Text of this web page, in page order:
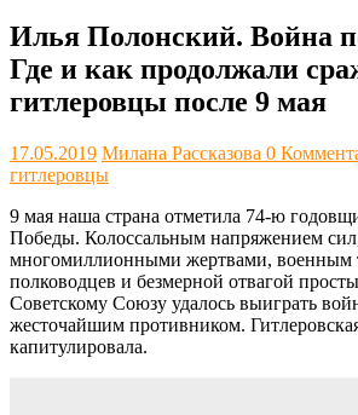
Илья Полонский. Война
Где и как продолжали
гитлеровцы после 9 мая
17.05.2019 Милана Рассказова 0
гитлеровцы
9 мая наша страна отметила 74-ю
Победы. Колоссальным напряжением
многомиллионными жертвами, военным
полководцев и безмерной отвагой
Советскому Союзу удалось выиграть
жесточайшим противником.
капитулировала.